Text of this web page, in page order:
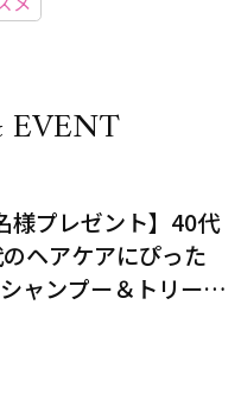
EVENT
様プレゼント】40代
ヘアケアにぴった
ャンプー＆トリート